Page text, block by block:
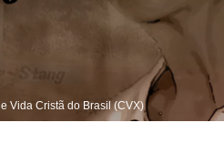
Vida Cristã do Brasil (CVX)